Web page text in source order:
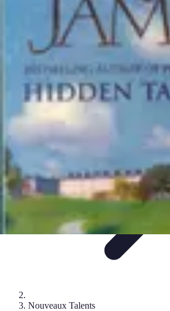
Nouveaux Talents Culture et
Joueurs et Performances
Stars du Basket
Nouveaux Talents